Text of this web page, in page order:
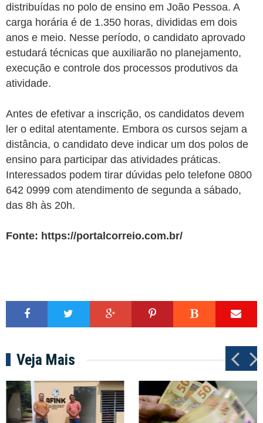
distribuídas no polo de ensino em João Pessoa. A
carga horária é de 1.350 horas, divididas em dois
anos e meio. Nesse período, o candidato aprovado
estudará técnicas que auxiliarão no planejamento,
execução e controle dos processos produtivos da
atividade.
Antes de efetivar a inscrição, os candidatos devem
ler o edital atentamente. Embora os cursos sejam a
distância, o candidato deve indicar um dos polos de
ensino para participar das atividades práticas.
Interessados podem tirar dúvidas pelo telefone 0800
642 0999 com atendimento de segunda a sábado,
das 8h às 20h.
Fonte: https://portalcorreio.com.br/
Veja Mais
P
r
N
e